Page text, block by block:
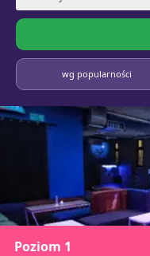
wg popularności
Poziom 1